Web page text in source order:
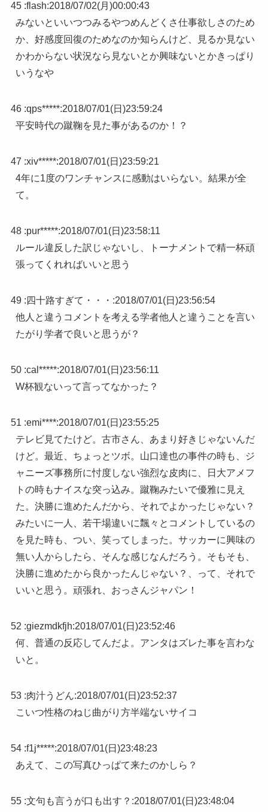
45 :flash:2018/07/02(月)00:00:43
みないといいつつみるやつめんどくさ仕事欲しさのため
か、好感度回復のためなのか知らんけど、見るか見ない
かわからない状況なら見ないとか興味ないとかきっぱり
いうなや
46 :qps*****:2018/07/01(日)23:59:24
平安時代の蹴鞠を見た事があるのか！？
47 :xiv*****:2018/07/01(日)23:59:21
4年に1度のワンチャンスに感動はいらない。結果が全
て。
48 :pur*****:2018/07/01(日)23:58:11
ルール違反した訳じゃないし、トーナメントで精一杯頑
張ってくれればいいと思う
49 : 四十路すぎて・・・ :2018/07/01(日)23:56:54
他人と違うコメントを考える学者他人と違うことを言い
たがり学者で良いと思うが？
50 :cal*****:2018/07/01(日)23:56:11
W杯観ないって言ってなかった？
51 :emi****:2018/07/01(日)23:55:25
テレビ見てたけど。古市さん、あまり好きじゃないんだ
けど。最近、ちょっとツボ。山口達也の事件の時も、ジ
ャニーズ事務所に忖度しない強烈な皮肉に、日大アメフ
トの時もナイスな突っ込み。蹴鞠みたいで優雅に見え
た。決勝に進めたんだから、それでよかったじゃない？
みたいに一人、若干場違いに飄々とコメントしているの
を見た時も、つい、笑ってしまった。サッカーに興味の
無い人からしたら、そんな感じなんだろう。そもそも、
決勝に進めたから良かったんじゃない？、って、それで
いいと思う。頑張れ、おっさんジャパン！
52 :giezmdkfjh:2018/07/01(日)23:52:46
何、普通の反応してんだよ。アンタはズレた事を言わな
いと。
53 :肉汁うどん:2018/07/01(日)23:52:37
こいつ性格のねじ曲がり方半端ないサイコ
54 :f1j*****:2018/07/01(日)23:48:23
あえて、この写真ひっぱて来たのかしら？
55 :文句も言うが口も出す？ :2018/07/01(日)23:48:04